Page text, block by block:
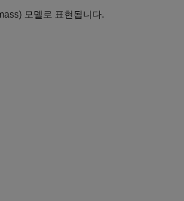
모델로 표현됩니다.